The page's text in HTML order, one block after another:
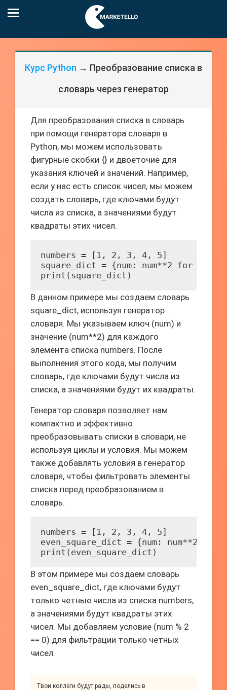
Курс Python → Преобразование списка в
словарь через генератор
Для преобразования списка в словарь
при помощи генератора словаря в
Python, мы можем использовать
фигурные скобки {} и двоеточие для
указания ключей и значений. Например,
если у нас есть список чисел, мы можем
создать словарь, где ключами будут
числа из списка, а значениями будут
квадраты этих чисел.
numbers = [1, 2, 3, 4, 5]
square_dict = {num: num**2 for num
print(square_dict)
В данном примере мы создаем словарь
square_dict, используя генератор
словаря. Мы указываем ключ (num) и
значение (num**2) для каждого
элемента списка numbers. После
выполнения этого кода, мы получим
словарь, где ключами будут числа из
списка, а значениями будут их квадраты.
Генератор словаря позволяет нам
компактно и эффективно
преобразовывать списки в словари, не
используя циклы и условия. Мы можем
также добавлять условия в генератор
словаря, чтобы фильтровать элементы
списка перед преобразованием в
словарь.
numbers = [1, 2, 3, 4, 5]
even_square_dict = {num: num**2 for
print(even_square_dict)
В этом примере мы создаем словарь
even_square_dict, где ключами будут
только четные числа из списка numbers,
а значениями будут квадраты этих
чисел. Мы добавляем условие (num % 2
== 0) для фильтрации только четных
чисел.
Твои коллеги будут рады, поделись в